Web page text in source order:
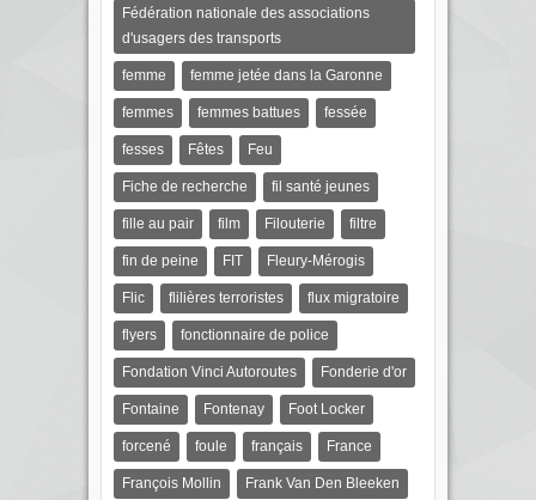
Fédération nationale des associations
d'usagers des transports
femme femme jetée dans la Garonne
femmes femmes battues fessée
fesses Fêtes Feu
Fiche de recherche fil santé jeunes
fille au pair film Filouterie filtre
fin de peine FIT Fleury-Mérogis
Flic flilières terroristes flux migratoire
flyers fonctionnaire de police
Fondation Vinci Autoroutes Fonderie d'or
Fontaine Fontenay Foot Locker
forcené foule français France
François Mollin Frank Van Den Bleeken